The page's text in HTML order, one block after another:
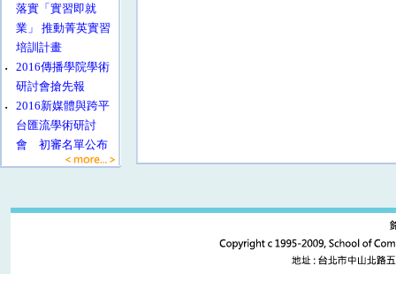
落實「實習即就
業」 推動菁英實習
培訓計畫
‧
2016傳播學院學術
研討會搶先報
‧
2016新媒體與跨平
台匯流學術研討
會 初審名單公布